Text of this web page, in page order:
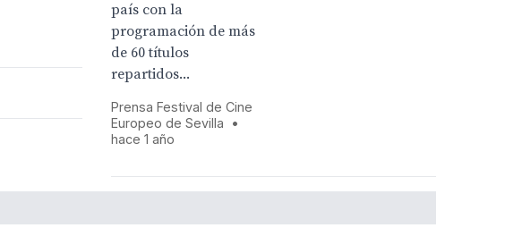
país con la
programación de más
de 60 títulos
repartidos...
Prensa Festival de Cine
Europeo de Sevilla
•
hace 1 año